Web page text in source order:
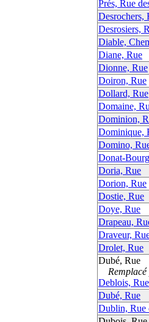
Prés, Rue
Desrochers,
Desrosiers,
Diable,
Diane, Rue
Dionne, Rue
Doiron, Rue
Dollard, Rue
Domaine,
Dominion,
Dominique,
Domino,
Donat-
Doria, Rue
Dorion, Rue
Dostie, Rue
Doye, Rue
Drapeau,
Draveur,
Drolet, Rue
Dubé, Rue
Remplacé
Deblois, Rue
Dubé, Rue
Dublin, Rue